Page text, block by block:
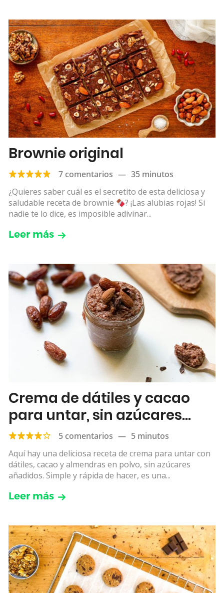
Brownie original
7 comentarios — 35 minutos
¿Quieres saber cuál es el secretito de esta deliciosa y
saludable receta de brownie
? ¡Las alubias rojas! Si
nadie te lo dice, es imposible adivinar...
Leer más
Crema de dátiles y cacao
para untar, sin azúcares
añadidos5 comentarios — 5 minutos
Aquí hay una deliciosa receta de crema para untar con
dátiles, cacao y almendras en polvo, sin azúcares
añadidos. Simple y rápida de hacer, es una...
Leer más